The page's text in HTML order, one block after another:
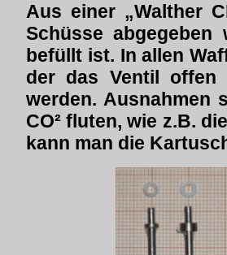
Aus einer „Walther
Schüsse
befüllt ist. In allen
der das Ventil offen
werden. Ausnahmen
CO² fluten, wie z.B.
kann man die